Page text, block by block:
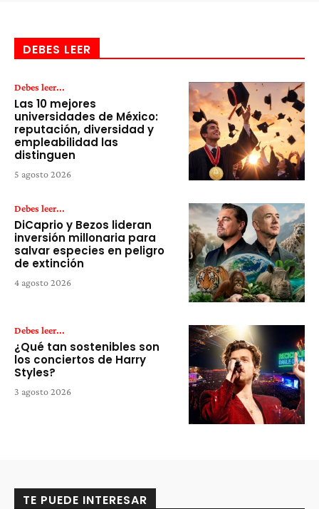
DEBES LEER
Debes leer...
Las 10 mejores
universidades de México:
reputación, diversidad y
empleabilidad las
distinguen
5 agosto 2026
Debes leer...
DiCaprio y Bezos lideran
inversión millonaria para
salvar especies en peligro
de extinción
4 agosto 2026
Debes leer...
¿Qué tan sostenibles son
los conciertos de Harry
Styles?
3 agosto 2026
TE PUEDE INTERESAR